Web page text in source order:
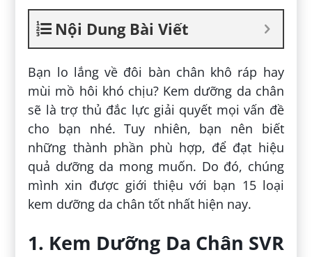
Nội Dung Bài Viết
Bạn lo lắng về đôi bàn chân khô ráp hay
mùi mồ hôi khó chịu? Kem dưỡng da chân
sẽ là trợ thủ đắc lực giải quyết mọi vấn đề
cho bạn nhé. Tuy nhiên, bạn nên biết
những thành phần phù hợp, để đạt hiệu
quả dưỡng da mong muốn. Do đó, chúng
mình xin được giới thiệu với bạn 15 loại
kem dưỡng da chân tốt nhất hiện nay.
1. Kem Dưỡng Da Chân SVR